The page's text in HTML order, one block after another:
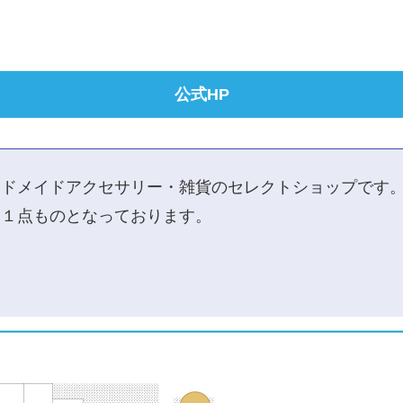
公式HP
メイドアクセサリー・雑貨のセレクトショップです
点ものとなっております。